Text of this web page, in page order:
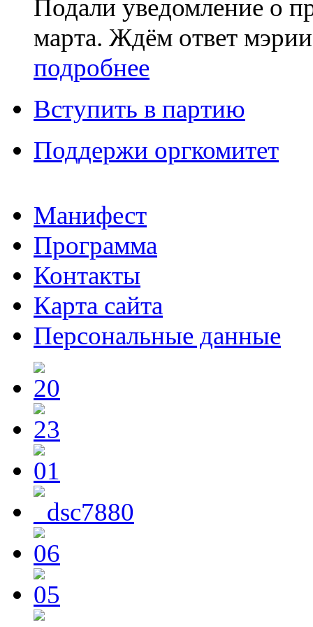
Подали уведомление о
марта. Ждём ответ
подробнее
Вступить в партию
Поддержи оргкомитет
Манифест
Программа
Контакты
Карта сайта
Персональные данные